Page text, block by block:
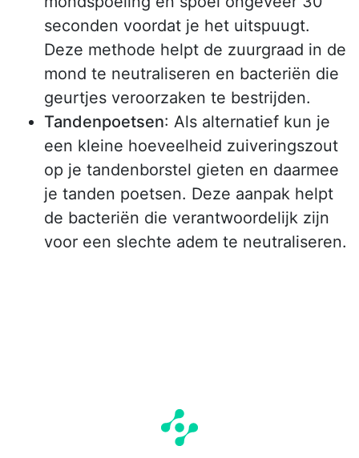
seconden voordat je het uitspuugt.
Deze methode helpt de zuurgraad in de
mond te neutraliseren en bacteriën die
geurtjes veroorzaken te bestrijden.
Tandenpoetsen: Als alternatief kun je
een kleine hoeveelheid zuiveringszout
op je tandenborstel gieten en daarmee
je tanden poetsen. Deze aanpak helpt
de bacteriën die verantwoordelijk zijn
voor een slechte adem te neutraliseren.